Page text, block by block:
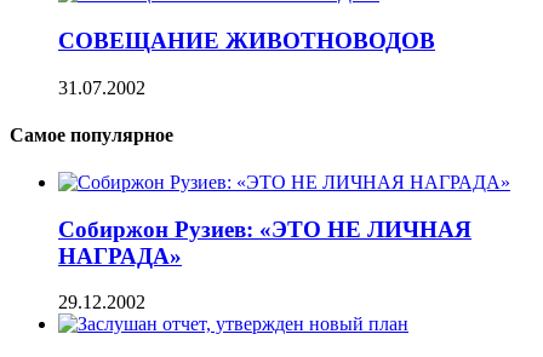
СОВЕЩАНИЕ ЖИВОТНОВОДОВ
31.07.2002
Самое популярное
Собиржон Рузиев: «ЭТО НЕ ЛИЧНАЯ
НАГРАДА»
29.12.2002